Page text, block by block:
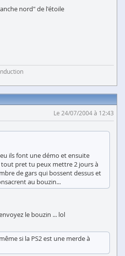
nord" de l'étoile
Le 24/07/2004 à 12:43
ils font une démo et ensuite
pret tu peux mettre 2 jours à
de gars qui bossent dessus et
au bouzin...
le bouzin ... lol
si la PS2 est une merde à